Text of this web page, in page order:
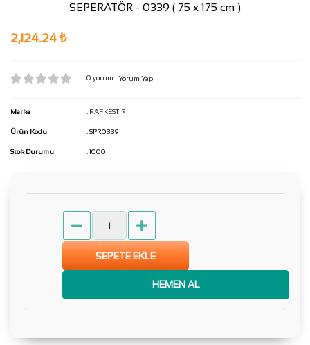
SEPERATÖR - 0339 ( 75 x 175 cm )
2,124.24 ₺
0 yorum | Yorum Yap
Marka : RAFKESTİR
Ürün Kodu : SPR0339
Stok Durumu : 1000
SEPETE EKLE
HEMEN AL